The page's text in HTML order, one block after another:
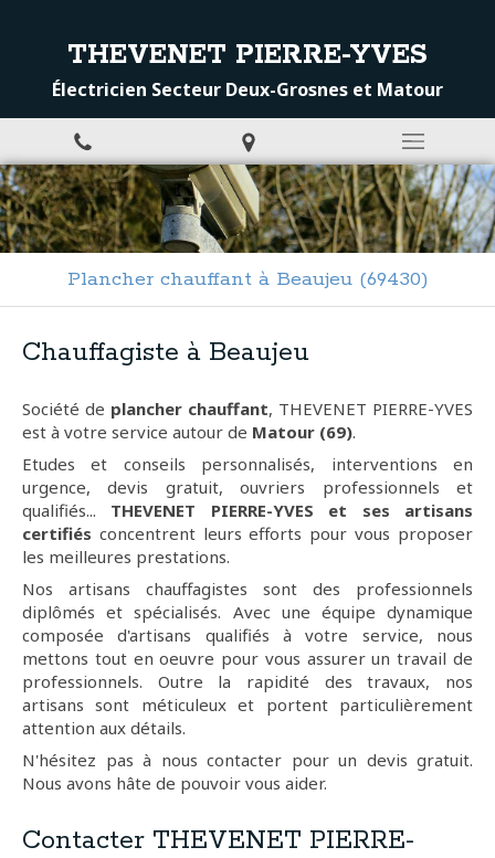
THEVENET PIERRE-YVES
Électricien Secteur Deux-Grosnes et Matour
Plancher chauffant à Beaujeu (69430)
Chauffagiste à Beaujeu
Société de plancher chauffant, THEVENET PIERRE-YVES
est à votre service autour de Matour (69).
Etudes et conseils personnalisés, interventions en
urgence, devis gratuit, ouvriers professionnels et
qualifiés... THEVENET PIERRE-YVES et ses artisans
certifiés concentrent leurs efforts pour vous proposer
les meilleures prestations.
Nos artisans chauffagistes sont des professionnels
diplômés et spécialisés. Avec une équipe dynamique
composée d'artisans qualifiés à votre service, nous
mettons tout en oeuvre pour vous assurer un travail de
professionnels. Outre la rapidité des travaux, nos
artisans sont méticuleux et portent particulièrement
attention aux détails.
N'hésitez pas à nous contacter pour un devis gratuit.
Nous avons hâte de pouvoir vous aider.
Contacter THEVENET PIERRE-